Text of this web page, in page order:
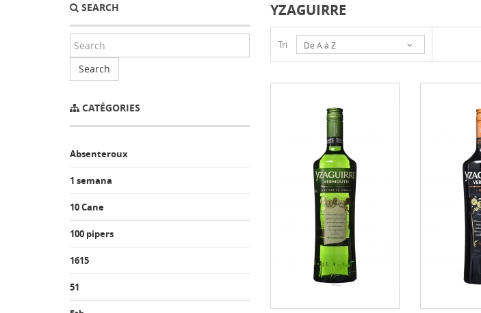
SEARCH
Search
CATÉGORIES
Absenteroux
1 semana
10 Cane
100 pipers
1615
51
YZAGUIRRE
Tri De A à Z